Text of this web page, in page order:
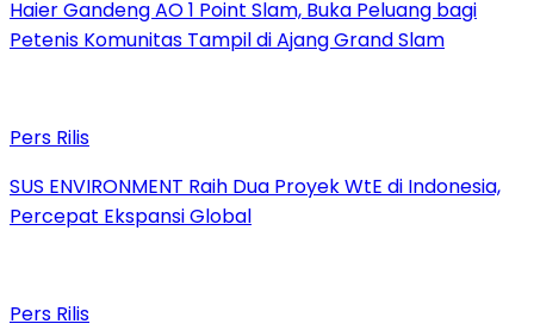
Haier Gandeng AO 1 Point Slam, Buka Peluang bagi
Petenis Komunitas Tampil di Ajang Grand Slam
Pers Rilis
SUS ENVIRONMENT Raih Dua Proyek WtE di Indonesia,
Percepat Ekspansi Global
Pers Rilis